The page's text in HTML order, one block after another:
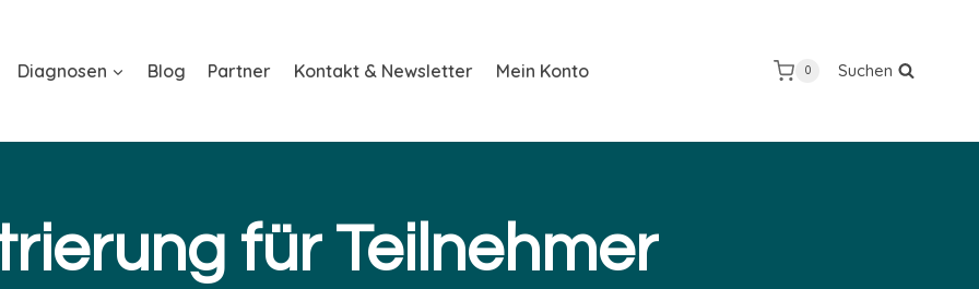
Diagnosen Blog Partner Kontakt & Newsletter Mein Konto 0 Suchen
für Teilnehmer